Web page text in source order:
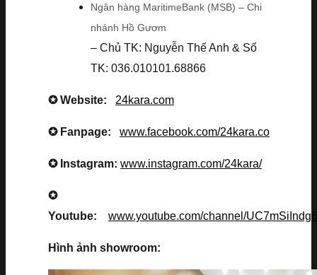
Ngân hàng MaritimeBank (MSB) – Chi
nhánh Hồ Gươm
– Chủ TK: Nguyễn Thế Anh & Số
TK: 036.010101.68866
✪ Website: 24kara.com
✪ Fanpage: www.facebook.com/24kara.co
✪ Instagram: www.instagram.com/24kara/
✪
Youtube: www.youtube.com/channel/
Hình ảnh showroom: